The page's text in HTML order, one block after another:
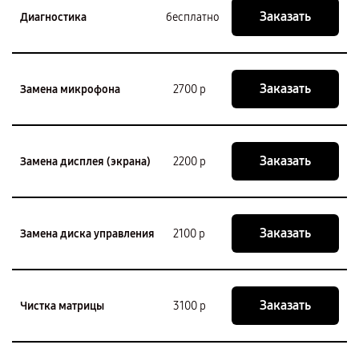
Диагностика бесплатно Заказать
Замена микрофона 2700 р Заказать
Замена дисплея (экрана) 2200 р Заказать
Замена диска управления 2100 р Заказать
Чистка матрицы 3100 р Заказать